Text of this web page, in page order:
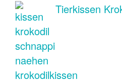
Tierkissen